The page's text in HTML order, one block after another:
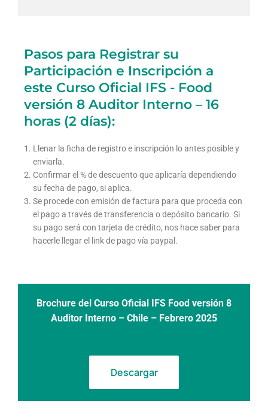
Pasos para Registrar su
Participación e Inscripción a
este Curso Oficial IFS - Food
versión 8 Auditor Interno – 16
horas (2 días):
Llenar la ficha de registro e inscripción lo antes posible y
enviarla.
Confirmar el % de descuento que aplicaría dependiendo
su fecha de pago, si aplica.
Se procede con emisión de factura para que proceda con
el pago a través de transferencia o depósito bancario. Si
su pago será con tarjeta de crédito, nos hace saber para
hacerle llegar el link de pago vía paypal.
Brochure del Curso Oficial IFS Food versión 8
Auditor Interno – Chile – Febrero 2025
Descargar